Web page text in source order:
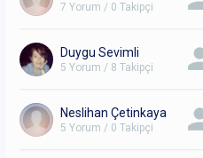
7 Yorum / 0 Takipçi
Duygu Sevimli
5 Yorum / 8 Takipçi
Neslihan Çetinkaya
5 Yorum / 0 Takipçi